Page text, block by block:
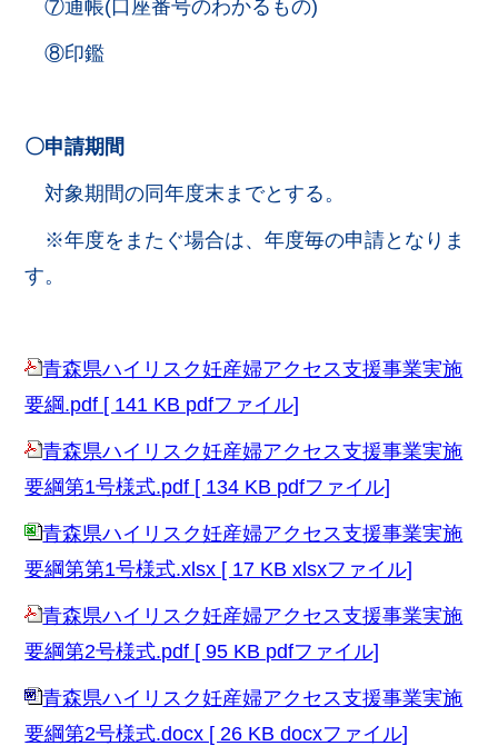
⑦通帳(口座番号のわかるもの)
⑧印鑑
〇申請期間
対象期間の同年度末までとする。
※年度をまたぐ場合は、年度毎の申請となりま
す。
青森県ハイリスク妊産婦アクセス支援事業実施
要綱.pdf [ 141 KB pdfファイル]
青森県ハイリスク妊産婦アクセス支援事業実施
要綱第1号様式.pdf [ 134 KB pdfファイル]
青森県ハイリスク妊産婦アクセス支援事業実施
要綱第第1号様式.xlsx [ 17 KB xlsxファイル]
青森県ハイリスク妊産婦アクセス支援事業実施
要綱第2号様式.pdf [ 95 KB pdfファイル]
青森県ハイリスク妊産婦アクセス支援事業実施
要綱第2号様式.docx [ 26 KB docxファイル]